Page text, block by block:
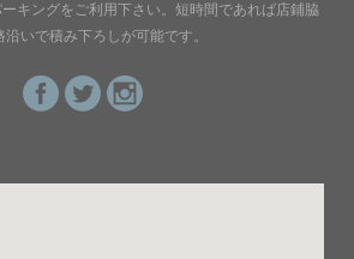
キングをご利用下さい。短時間であれば店鋪脇
沿いで積み下ろしが可能です。